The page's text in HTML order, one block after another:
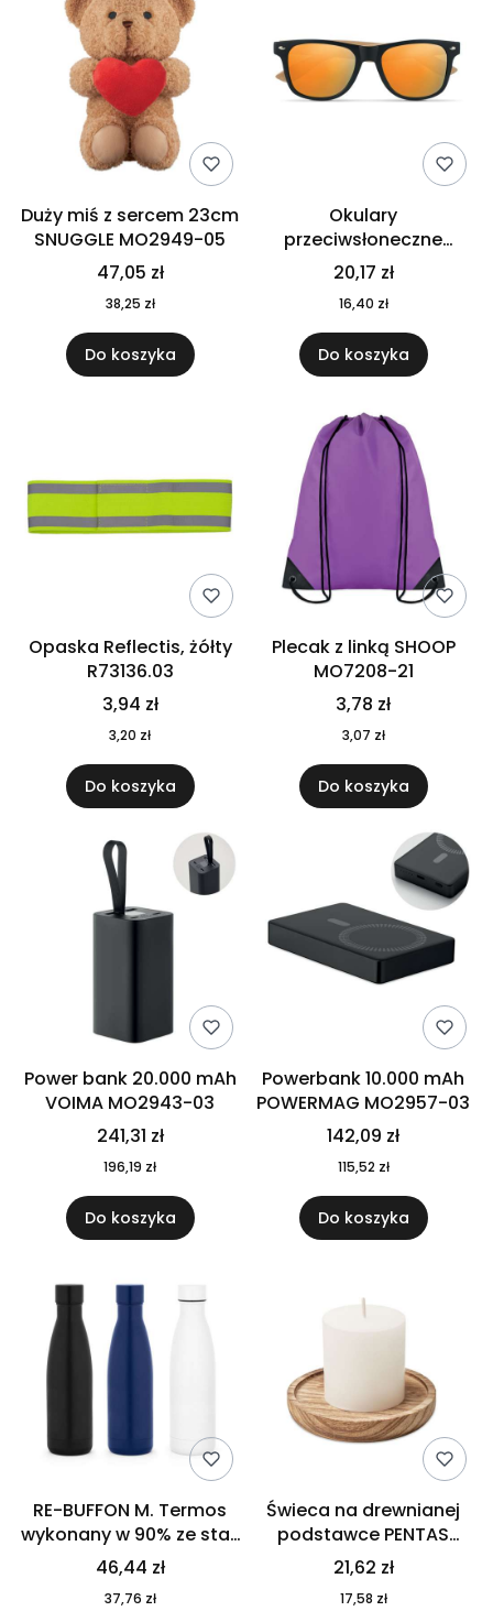
Duży miś z sercem 23cm
SNUGGLE MO2949-05
47,05 zł
38,25 zł
Do koszyka
Okulary
przeciwsłoneczne
CALIFORNIA TOUCH
MO9617-10
20,17 zł
16,40 zł
Do koszyka
Opaska Reflectis, żółty
R73136.03
3,94 zł
3,20 zł
Do koszyka
Plecak z linką SHOOP
MO7208-21
3,78 zł
3,07 zł
Do koszyka
Power bank 20.000 mAh
VOIMA MO2943-03
241,31 zł
196,19 zł
Do koszyka
Powerbank 10.000 mAh
POWERMAG MO2957-03
142,09 zł
115,52 zł
Do koszyka
RE-BUFFON M. Termos
wykonany w 90% ze stali
nierdzewnej
pochodzącej z
recyklingu 520 ml 94294
46,44 zł
37,76 zł
Świeca na drewnianej
podstawce PENTAS
MO6282-40
21,62 zł
17,58 zł